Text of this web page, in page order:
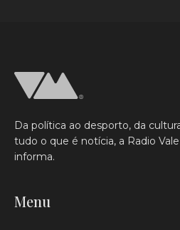
Da política ao desporto, da
tudo o que é notícia, a Radio
informa.
Menu